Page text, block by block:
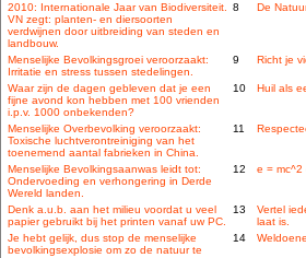
2010: Internationale Jaar van Biodiversiteit.
VN zegt: planten- en diersoorten
verdwijnen door uitbreiding van steden en
landbouw.
8 De
Menselijke Bevolkingsgroei veroorzaakt:
Irritatie en stress tussen stedelingen.
9 Richt je
Waar zijn de dagen gebleven dat je een
fijne avond kon hebben met 100 vrienden
i.p.v. 1000 onbekenden?
10 Huil als
Menselijke Overbevolking veroorzaakt:
Toxische luchtverontreiniging van het
toenemend aantal fabrieken in China.
11
Menselijke Bevolkingsaanwas leidt tot:
Ondervoeding en verhongering in Derde
Wereld landen.
12 e = mc^2
Denk a.u.b. aan het milieu voordat u veel
papier gebruikt bij het printen vanaf uw PC.
13
Vertel
laat is.
Je hebt gelijk, dus stop de menselijke
bevolkingsexplosie om zo de natuur te
14